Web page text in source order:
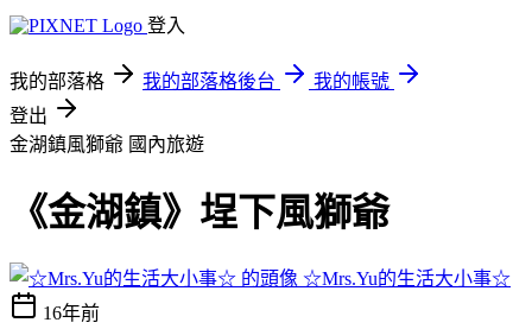
登入
我的部落格 我的部落格後台
我的帳號
登出
金湖鎮風獅爺 國內旅遊
《金湖鎮》埕下風獅爺
☆Mrs.Yu的生活大小事☆
16年前